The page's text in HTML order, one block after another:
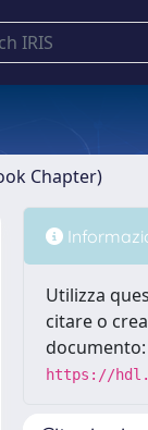
Chapter)
Utilizza
citare o
documento:
https://